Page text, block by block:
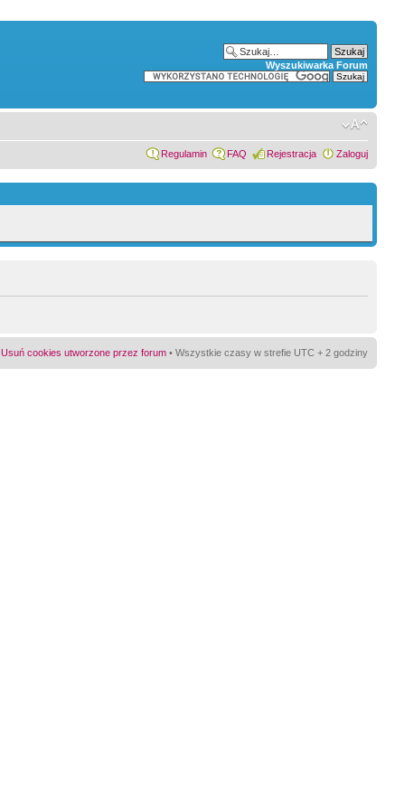
Wyszukiwarka Forum
Regulamin FAQ Rejestracja Zaloguj
Usuń cookies utworzone przez forum • Wszystkie czasy w strefie UTC + 2 godziny